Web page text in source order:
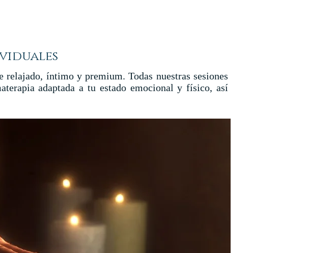
íntimo y premium. Todas nuestras sesiones
adaptada a tu estado emocional y físico, así